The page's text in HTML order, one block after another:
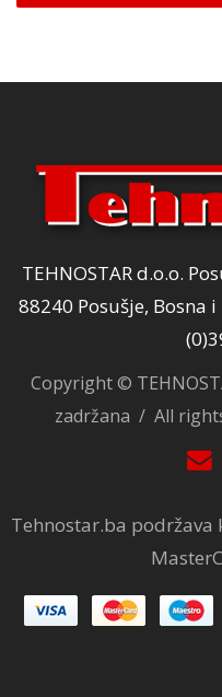
TEHNOSTAR d.o.o.
88240 Posušje, Bosna
Copyright ©
zadržana / All
Tehnostar.ba podržava